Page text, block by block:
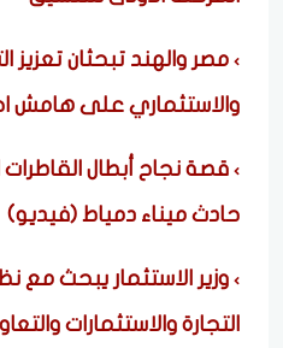
مصر والهند تبحثان تعزيز
والاستثماري على هامش
قصة نجاح أبطال
حادث ميناء دمياط (فيديو)
وزير الاستثمار يبحث مع
التجارة والاستثمارات